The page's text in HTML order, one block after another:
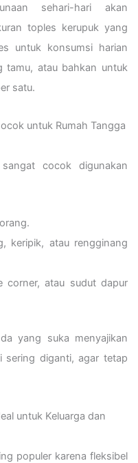
sehari-hari akan
toples kerupuk yang
untuk konsumsi harian
tamu, atau bahkan untuk
satu.
untuk Rumah Tangga
cocok digunakan
keripik, atau rengginang
corner, atau sudut dapur
yang suka menyajikan
sering diganti, agar tetap
untuk Keluarga dan
populer karena fleksibel